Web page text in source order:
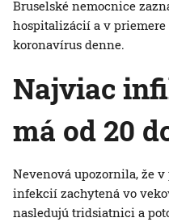
Bruselské nemocnice
hospitalizácií a v
koronavírus denne.
Najviac
má od 20
Nevenová upozornila, že
infekcií zachytená vo
nasledujú tridsiatnici a